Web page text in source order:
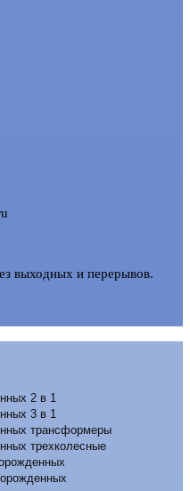
выходных и перерывов.
2 в 1
3 в 1
трансформеры
трехколесные